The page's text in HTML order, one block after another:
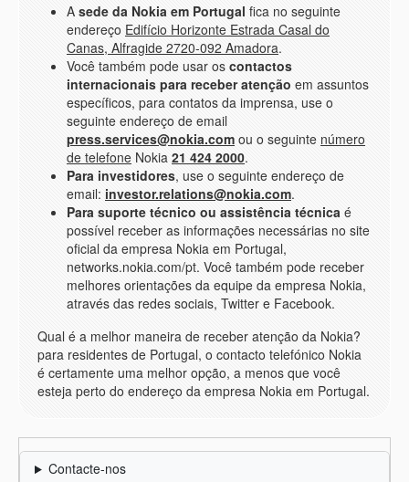
A sede da Nokia em Portugal fica no seguinte
endereço Edifício Horizonte Estrada Casal do
Canas, Alfragide 2720-092 Amadora.
Você também pode usar os contactos
internacionais para receber atenção em assuntos
específicos, para contatos da imprensa, use o
seguinte endereço de email
press.services@nokia.com ou o seguinte número
de telefone Nokia 21 424 2000.
Para investidores, use o seguinte endereço de
email: investor.relations@nokia.com.
Para suporte técnico ou assistência técnica é
possível receber as informações necessárias no site
oficial da empresa Nokia em Portugal,
networks.nokia.com/pt. Você também pode receber
melhores orientações da equipe da empresa Nokia,
através das redes sociais, Twitter e Facebook.
Qual é a melhor maneira de receber atenção da Nokia?
para residentes de Portugal, o contacto telefónico Nokia
é certamente uma melhor opção, a menos que você
esteja perto do endereço da empresa Nokia em Portugal.
Contacte-nos